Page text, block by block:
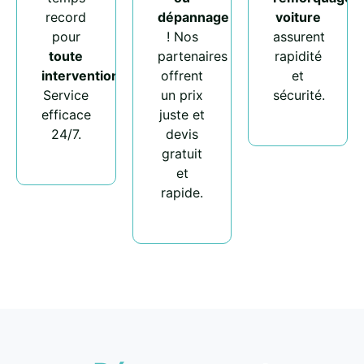
record
pour
toute
intervention
Service
efficace
24/7.
dépannage
! Nos
partenaires
offrent
un prix
juste et
devis
gratuit
et
rapide.
voiture
assurent
rapidité
et
sécurité.